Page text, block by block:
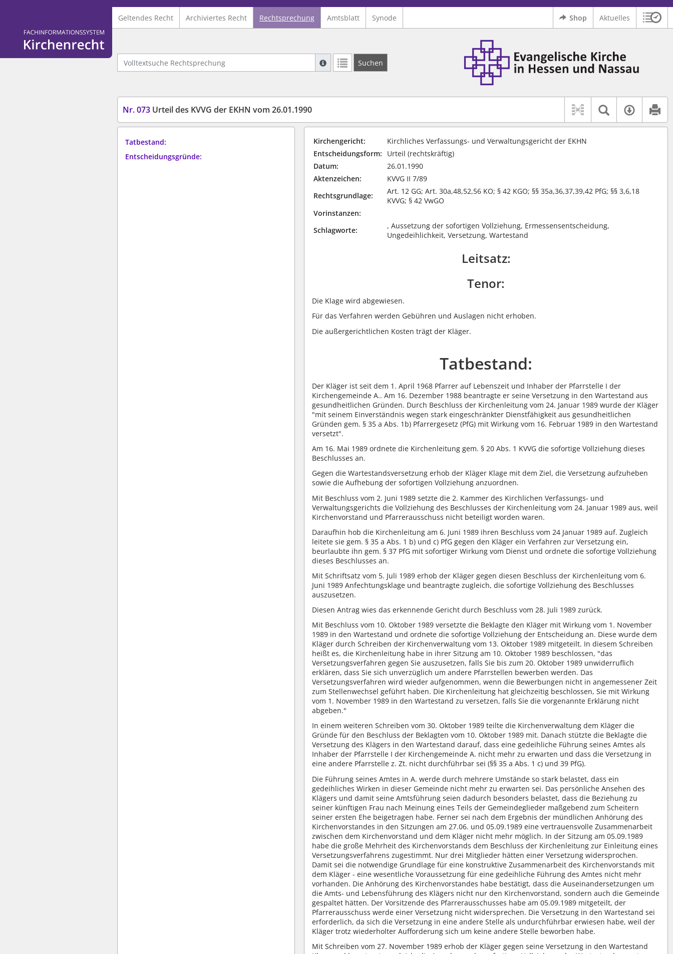
Logo Fachinformationssystem Kirchenrecht
Geltendes Recht Archiviertes Recht Rechtsprechung Amtsblatt Synode Shop Aktuelles
Volltextsuche Rechtsprechung
Suche mit Platzhalter "*", Bsp. Pfarrer*, findet auch: "Pfarrerinitiative" oder "Pfarrerausschuss".
Weitere Suchoperatoren finden Sie in unserer Hilfe.
Suchen
Logo Ev. Kirche in Hessen und Nassau
Nr. 073 Urteil des KVVG der EKHN vom 26.01.1990 Textsuche
Tatbestand:
Entscheidungsgründe:
Kirchengericht:
Kirchliches Verfassungs- und Verwaltungsgericht der EKHN
Entscheidungsform:
Urteil (rechtskräftig)
Datum:
26.01.1990
Aktenzeichen:
KVVG II 7/89
Rechtsgrundlage:
Art. 12 GG; Art. 30a,48,52,56 KO; § 42 KGO; §§ 35a,36,37,39,42 PfG; §§ 3,6,18
KVVG; § 42 VwGO
Vorinstanzen:
Schlagworte:
, Aussetzung der sofortigen Vollziehung, Ermessensentscheidung,
Ungedeihlichkeit, Versetzung, Wartestand
Leitsatz:
Tenor:
Die Klage wird abgewiesen.
Für das Verfahren werden Gebühren und Auslagen nicht erhoben.
Die außergerichtlichen Kosten trägt der Kläger.
Tatbestand:
Der Kläger ist seit dem 1. April 1968 Pfarrer auf Lebenszeit und Inhaber der Pfarrstelle I der
Kirchengemeinde A.. Am 16. Dezember 1988 beantragte er seine Versetzung in den Wartestand aus
gesundheitlichen Gründen. Durch Beschluss der Kirchenleitung vom 24. Januar 1989 wurde der Kläger
"mit seinem Einverständnis wegen stark eingeschränkter Dienstfähigkeit aus gesundheitlichen
Gründen gem. § 35 a Abs. 1b) Pfarrergesetz (PfG) mit Wirkung vom 16. Februar 1989 in den Wartestand
versetzt".
Am 16. Mai 1989 ordnete die Kirchenleitung gem. § 20 Abs. 1 KVVG die sofortige Vollziehung dieses
Beschlusses an.
Gegen die Wartestandsversetzung erhob der Kläger Klage mit dem Ziel, die Versetzung aufzuheben
sowie die Aufhebung der sofortigen Vollziehung anzuordnen.
Mit Beschluss vom 2. Juni 1989 setzte die 2. Kammer des Kirchlichen Verfassungs- und
Verwaltungsgerichts die Vollziehung des Beschlusses der Kirchenleitung vom 24. Januar 1989 aus, weil
Kirchenvorstand und Pfarrerausschuss nicht beteiligt worden waren.
Daraufhin hob die Kirchenleitung am 6. Juni 1989 ihren Beschluss vom 24 Januar 1989 auf. Zugleich
leitete sie gem. § 35 a Abs. 1 b) und c) PfG gegen den Kläger ein Verfahren zur Versetzung ein,
beurlaubte ihn gem. § 37 PfG mit sofortiger Wirkung vom Dienst und ordnete die sofortige Vollziehung
dieses Beschlusses an.
Mit Schriftsatz vom 5. Juli 1989 erhob der Kläger gegen diesen Beschluss der Kirchenleitung vom 6.
Juni 1989 Anfechtungsklage und beantragte zugleich, die sofortige Vollziehung des Beschlusses
auszusetzen.
Diesen Antrag wies das erkennende Gericht durch Beschluss vom 28. Juli 1989 zurück.
Mit Beschluss vom 10. Oktober 1989 versetzte die Beklagte den Kläger mit Wirkung vom 1. November
1989 in den Wartestand und ordnete die sofortige Vollziehung der Entscheidung an. Diese wurde dem
Kläger durch Schreiben der Kirchenverwaltung vom 13. Oktober 1989 mitgeteilt. In diesem Schreiben
heißt es, die Kirchenleitung habe in ihrer Sitzung am 10. Oktober 1989 beschlossen, "das
Versetzungsverfahren gegen Sie auszusetzen, falls Sie bis zum 20. Oktober 1989 unwiderruflich
erklären, dass Sie sich unverzüglich um andere Pfarrstellen bewerben werden. Das
Versetzungsverfahren wird wieder aufgenommen, wenn die Bewerbungen nicht in angemessener Zeit
zum Stellenwechsel geführt haben. Die Kirchenleitung hat gleichzeitig beschlossen, Sie mit Wirkung
vom 1. November 1989 in den Wartestand zu versetzen, falls Sie die vorgenannte Erklärung nicht
abgeben."
In einem weiteren Schreiben vom 30. Oktober 1989 teilte die Kirchenverwaltung dem Kläger die
Gründe für den Beschluss der Beklagten vom 10. Oktober 1989 mit. Danach stützte die Beklagte die
Versetzung des Klägers in den Wartestand darauf, dass eine gedeihliche Führung seines Amtes als
Inhaber der Pfarrstelle I der Kirchengemeinde A. nicht mehr zu erwarten und dass die Versetzung in
eine andere Pfarrstelle z. Zt. nicht durchführbar sei (§§ 35 a Abs. 1 c) und 39 PfG).
Die Führung seines Amtes in A. werde durch mehrere Umstände so stark belastet, dass ein
gedeihliches Wirken in dieser Gemeinde nicht mehr zu erwarten sei. Das persönliche Ansehen des
Klägers und damit seine Amtsführung seien dadurch besonders belastet, dass die Beziehung zu
seiner künftigen Frau nach Meinung eines Teils der Gemeindeglieder maßgebend zum Scheitern
seiner ersten Ehe beigetragen habe. Ferner sei nach dem Ergebnis der mündlichen Anhörung des
Kirchenvorstandes in den Sitzungen am 27.06. und 05.09.1989 eine vertrauensvolle Zusammenarbeit
zwischen dem Kirchenvorstand und dem Kläger nicht mehr möglich. In der Sitzung am 05.09.1989
habe die große Mehrheit des Kirchenvorstands dem Beschluss der Kirchenleitung zur Einleitung eines
Versetzungsverfahrens zugestimmt. Nur drei Mitglieder hätten einer Versetzung widersprochen.
Damit sei die notwendige Grundlage für eine konstruktive Zusammenarbeit des Kirchenvorstands mit
dem Kläger - eine wesentliche Voraussetzung für eine gedeihliche Führung des Amtes nicht mehr
vorhanden. Die Anhörung des Kirchenvorstandes habe bestätigt, dass die Auseinandersetzungen um
die Amts- und Lebensführung des Klägers nicht nur den Kirchenvorstand, sondern auch die Gemeinde
gespaltet hätten. Der Vorsitzende des Pfarrerausschusses habe am 05.09.1989 mitgeteilt, der
Pfarrerausschuss werde einer Versetzung nicht widersprechen. Die Versetzung in den Wartestand sei
erforderlich, da sich die Versetzung in eine andere Stelle als undurchführbar erwiesen habe, weil der
Kläger trotz wiederholter Aufforderung sich um keine andere Stelle beworben habe.
Mit Schreiben vom 27. November 1989 erhob der Kläger gegen seine Versetzung in den Wartestand